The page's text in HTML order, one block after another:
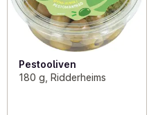
Pestooliven
180 g, Ridderheims